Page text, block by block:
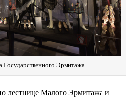
Государственного Эрмитажа
лестнице Малого Эрмитажа и